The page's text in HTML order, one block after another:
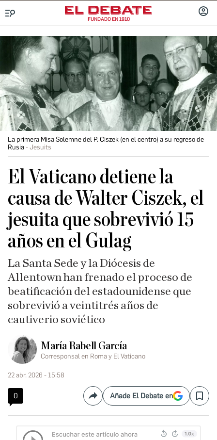
FUNDADO EN 1910
La primera Misa Solemne del P. Ciszek (en el centro) a su regreso de
Rusia
Jesuits
El Vaticano detiene la
causa de Walter Ciszek, el
jesuita que sobrevivió 15
años en el Gulag
La Santa Sede y la Diócesis de
Allentown han frenado el proceso de
beatificación del estadounidense que
sobrevivió a veintitrés años de
cautiverio soviético
María Rabell García
Corresponsal en Roma y El Vaticano
22 abr. 2026 - 15:58
0 CompartirAñade El Debate en Save